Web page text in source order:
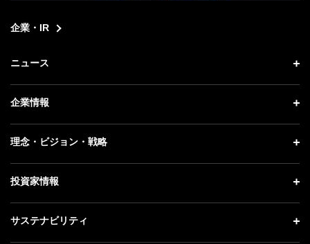
企業・IR
ニュース
ニュース トップ
プレスリリース
更新情報
企業情報
企業情報 トップ
社長メッセージ
事業紹介
理念・ビジョン・戦略
理念・ビジョン・戦略 トップ
成長戦略「Activate AI for Society」
投資家情報
投資家情報 トップ
サステナビリティ